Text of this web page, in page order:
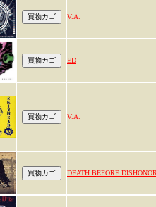
V.A.
ED
V.A.
DEATH BEFORE